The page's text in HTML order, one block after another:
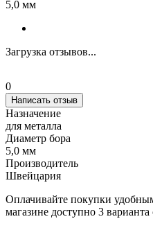
5,0 мм
Загрузка отзывов...
0
Написать отзыв
Назначение
для металла
Диаметр бора
5,0 мм
Производитель
Швейцария
Оплачивайте покупки
магазине доступно 3